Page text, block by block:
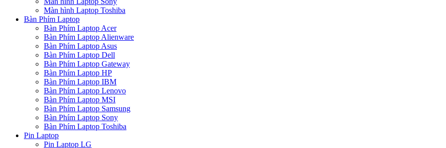
Màn hình Laptop Toshiba
Bàn Phím Laptop
Bàn Phím Laptop Acer
Bàn Phím Laptop Alienware
Bàn Phím Laptop Asus
Bàn Phím Laptop Dell
Bàn Phím Laptop Gateway
Bàn Phím Laptop HP
Bàn Phím Laptop IBM
Bàn Phím Laptop Lenovo
Bàn Phím Laptop MSI
Bàn Phím Laptop Samsung
Bàn Phím Laptop Sony
Bàn Phím Laptop Toshiba
Pin Laptop
Pin Laptop LG